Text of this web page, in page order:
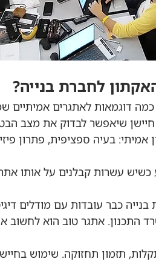
לחברת בנייה?
דוגמאות לאתגרים אמיתיים
שיאפשר לבדוק את מצב
אמיתי: בעיה ספציפית, פתרון
עשרות קבלנים על אותו אתר,
התכנון. אתגר טוב הוא לחשוב
תזמון תחזוקה. שימוש